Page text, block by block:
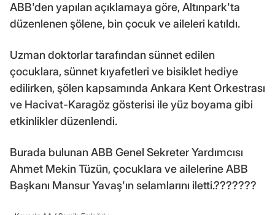
ABB'den yapılan açıklamaya göre, Altınpark'ta
düzenlenen şölene, bin çocuk ve aileleri katıldı.
Uzman doktorlar tarafından sünnet edilen
çocuklara, sünnet kıyafetleri ve bisiklet hediye
edilirken, şölen kapsamında Ankara Kent Orkestrası
ve Hacivat-Karagöz gösterisi ile yüz boyama gibi
etkinlikler düzenlendi.
Burada bulunan ABB Genel Sekreter Yardımcısı
Ahmet Mekin Tüzün, çocuklara ve ailelerine ABB
Başkanı Mansur Yavaş'ın selamlarını iletti.???????